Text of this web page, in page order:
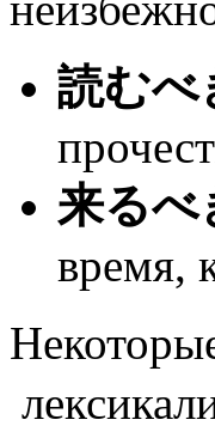
読むべ
来るべ
время,